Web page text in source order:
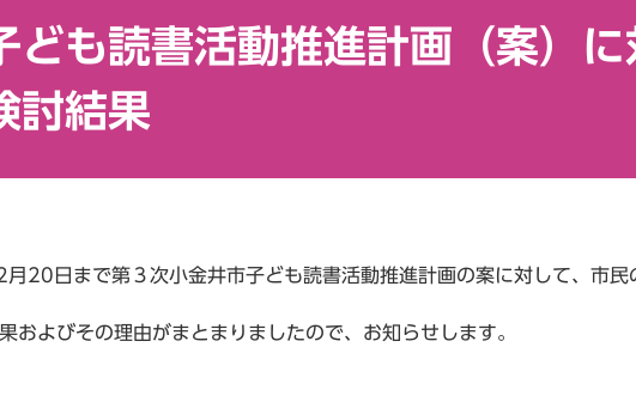
ども読書活動推進計画（案）に
討結果
日まで第３次小金井市子ども読書活動推進計画の案に対して、市民
よびその理由がまとまりましたので、お知らせします。